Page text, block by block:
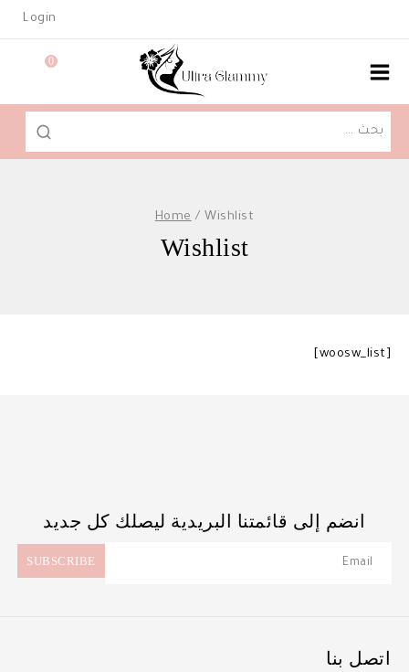
Login
0
البحث
Home / Wishlist
Wishlist
[woosw_list]
انضم إلى قائمتنا البريدية ليصلك كل جديد
اتصل بنا